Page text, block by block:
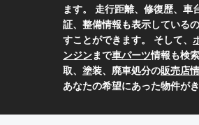
ます。 走行距離、修復歴、車
証、整備情報も表示している
すことができます。 そして、
ンジンまで車パーツ情報も検
取、塗装、廃車処分の販売店
あなたの希望にあった物件が